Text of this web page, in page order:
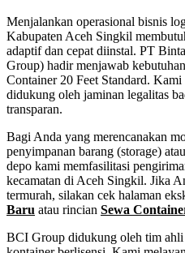
Menjalankan operasional bisnis
Kabupaten Aceh Singkil
adaptif dan cepat diinstal. PT
Group) hadir menjawab
Container 20 Feet Standard.
didukung oleh jaminan legalitas
transparan.
Bagi Anda yang merencanakan
penyimpanan barang (storage)
depo kami memfasilitasi
kecamatan di Aceh Singkil. Jika
termurah, silakan cek halaman
Baru atau rincian Sewa
BCI Group didukung oleh tim ahli